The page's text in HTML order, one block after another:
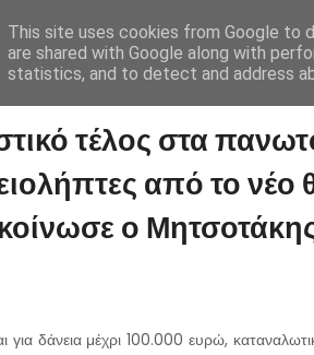
τέλος στα
από το νέο
ο
για δάνεια μέχρι 100.000 ευρώ,
This site uses cookies from Google to
are shared with Google along with
statistics, and to detect and address